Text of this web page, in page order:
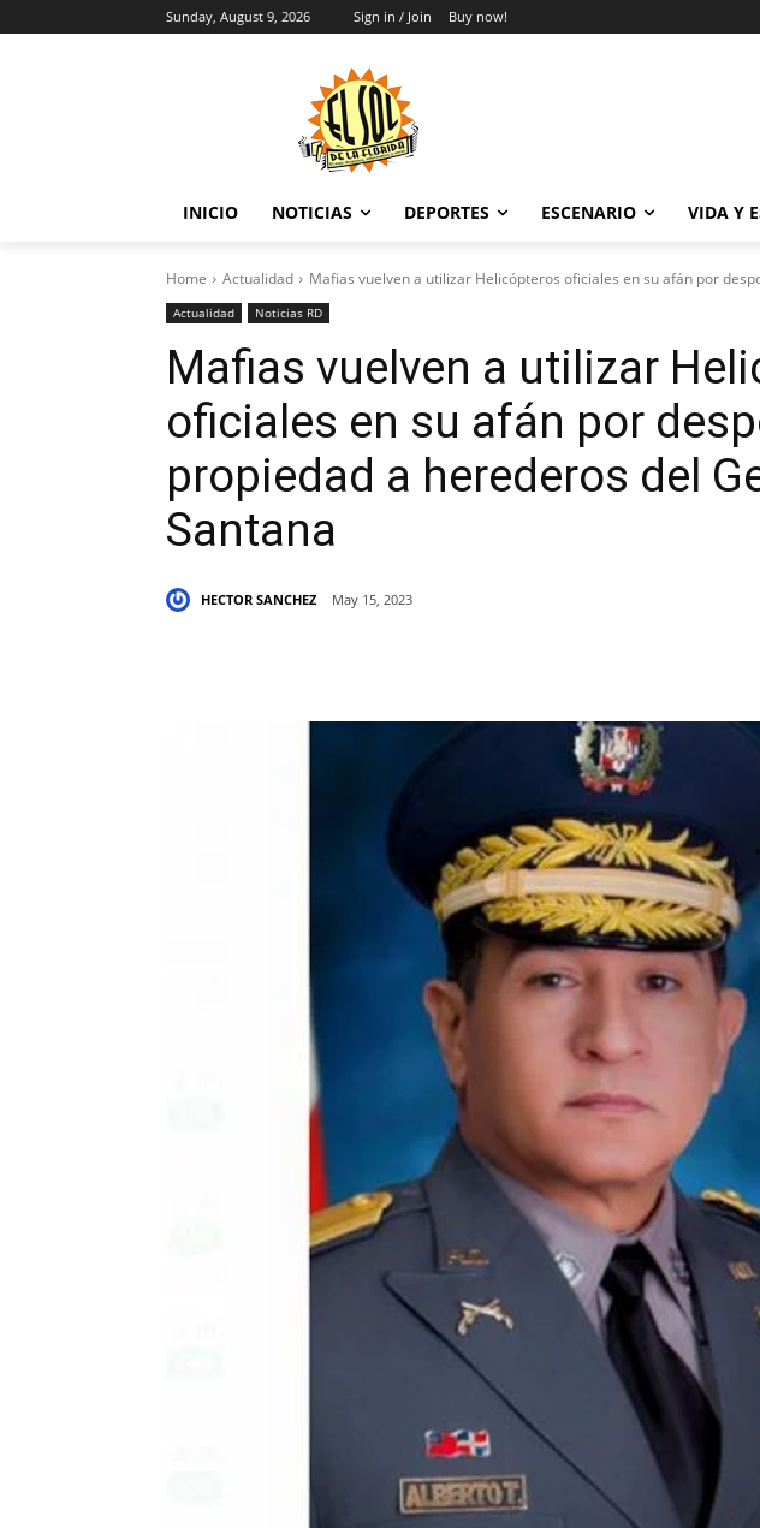
Sunday, August 9, 2026 Sign in / Join Buy now!
INICIO NOTICIAS DEPORTES ESCENARIO VIDA Y
Home Actualidad Mafias vuelven a utilizar Helicópteros oficiales en su afán por
Actualidad Noticias RD
Mafias vuelven a utilizar
oficiales en su afán por
propiedad a herederos del
Santana
HECTOR SANCHEZ May 15, 2023